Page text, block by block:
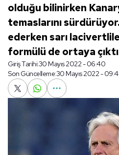
olduğu bilinirken
temaslarını
ederken sarı
formülü de ortaya
Giriş Tarihi:30 Mayıs 2022 - 06:40
Son Güncelleme:30 Mayıs 2022 -